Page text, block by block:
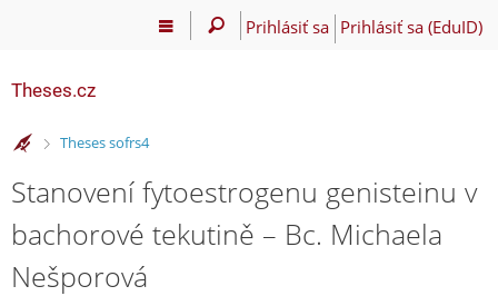
Prihlásiť sa Prihlásiť sa (EduID)
Theses.cz
>
Theses sofrs4
Stanovení fytoestrogenu genisteinu v
bachorové tekutině – Bc. Michaela
Nešporová